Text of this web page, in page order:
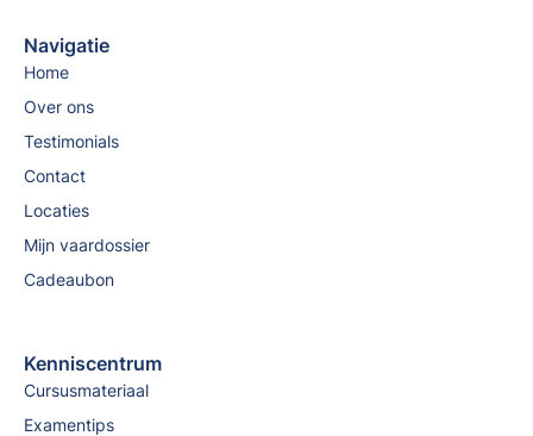
Navigatie
Home
Over ons
Testimonials
Contact
Locaties
Mijn vaardossier
Cadeaubon
Kenniscentrum
Cursusmateriaal
Examentips